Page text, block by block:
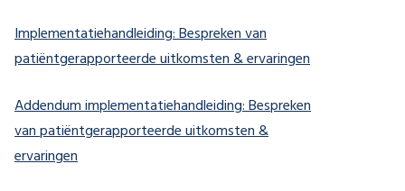
Implementatiehandleiding: Bespreken van
patiëntgerapporteerde uitkomsten & ervaringen(opent in
Addendum implementatiehandleiding: Bespreken
van patiëntgerapporteerde uitkomsten &
ervaringen(opent in nieuw tabblad)